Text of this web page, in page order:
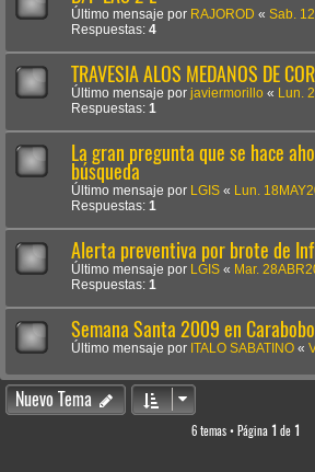
Último mensaje por RAJOROD « Sab.
Respuestas: 4
TRAVESIA ALOS MEDANOS DE
Último mensaje por javiermorillo «
Lun.
Respuestas: 1
La gran pregunta que se hace
búsqueda
Último mensaje por LGIS «
Lun.
Respuestas: 1
Alerta preventiva por brote de
Último mensaje por LGIS « Mar.
Respuestas: 1
Semana Santa 2009 en Carabobo
Último mensaje por ITALO SABATINO «
Nuevo Tema
6 temas • Página 1 de 1